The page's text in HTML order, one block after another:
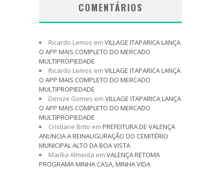
COMENTÁRIOS
Ricardo Lemos em VILLAGE ITAPARICA LANÇA
O APP MAIS COMPLETO DO MERCADO
MULTIPROPIEDADE
Ricardo Lemos em VILLAGE ITAPARICA LANÇA
O APP MAIS COMPLETO DO MERCADO
MULTIPROPIEDADE
Denize Gomes em VILLAGE ITAPARICA LANÇA
O APP MAIS COMPLETO DO MERCADO
MULTIPROPIEDADE
Cristiane Brito em PREFEITURA DE VALENÇA
ANUNCIA A REINAUGURAÇÃO DO CEMITÉRIO
MUNICIPAL ALTO DA BOA VISTA
Marília Almeida em VALENÇA RETOMA
PROGRAMA MINHA CASA, MINHA VIDA